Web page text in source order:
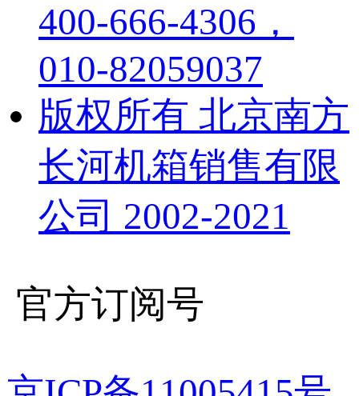
400-666-4306，
010-82059037
版权所有 北京南方
长河机箱销售有限
公司 2002-2021
官方订阅号